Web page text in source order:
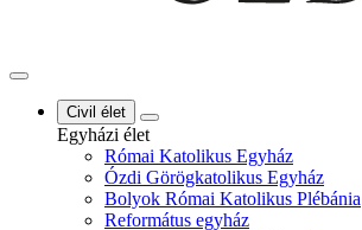
Civil élet
Egyházi élet
Római Katolikus Egyház
Ózdi Görögkatolikus Egyház
Bolyok Római Katolikus Plébánia
Református egyház